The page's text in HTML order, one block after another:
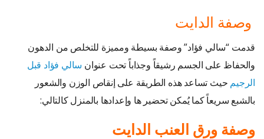
وصفة الدايت
قدمت “سالي فؤاد” وصفة بسيطة ومميزة للتخلص من الدهون
والحفاظ على الجسم رشيقاً وجذاباً تحت عنوان سالي فؤاد قبل
الرجيم حيث تساعد هذه الطريقة على إنقاص الوزن والشعور
بالشبع سريعاً كما يُمكن تحضير ها وإعدادها بالمنزل كالتالي:
وصفة ورق العنب الدايت